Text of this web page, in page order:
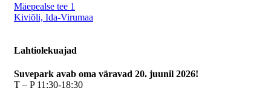
Mäepealse tee 1
Kiviõli, Ida-Virumaa
Lahtiolekuajad
Suvepark avab oma väravad 20. juunil 2026!
T – P 11:30-18:30